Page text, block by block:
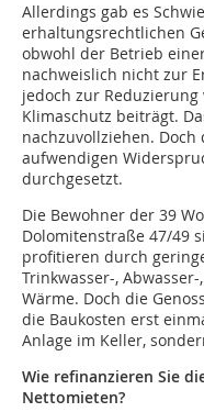
Allerdings gab es
erhaltungsrechtlichen
obwohl der Betrieb
nachweislich nicht zur
jedoch zur
Klimaschutz beiträgt.
nachzuvollziehen. Doch
aufwendigen
durchgesetzt.
Die Bewohner der 39
Dolomitenstraße 47/49
profitieren durch
Trinkwasser-,
Wärme. Doch die
die Baukosten erst
Anlage im Keller,
Wie refinanzieren Sie
Nettomieten?